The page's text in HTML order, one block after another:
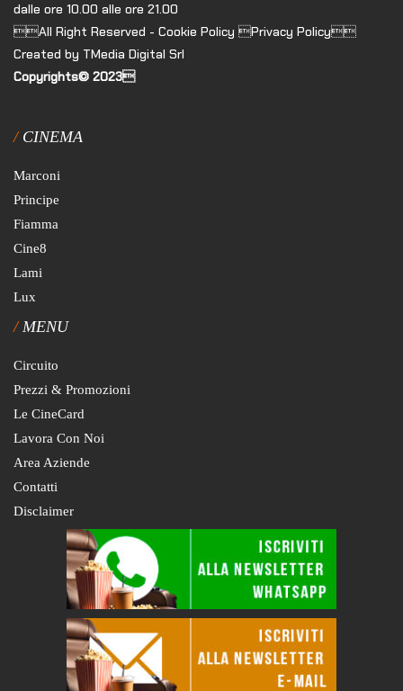
dalle ore 10.00 alle ore 21.00
All Right Reserved - Cookie Policy Privacy Policy
Created by TMedia Digital Srl
Copyrights© 2023
CINEMA
Marconi
Principe
Fiamma
Cine8
Lami
Lux
MENU
Circuito
Prezzi & Promozioni
Le CineCard
Lavora Con Noi
Area Aziende
Contatti
Disclaimer